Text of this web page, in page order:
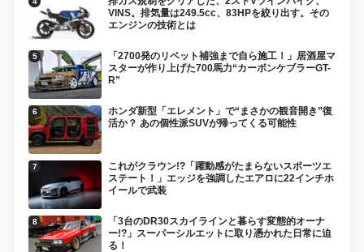
VINS。排気量は249.5cc、83HPを絞り出す。その
エンジンの技術とは
「2700発のリベット補強まで自ら施工！」居酒屋マ
スターが作り上げた700馬力“カーボンケブラーGT-
R”
ホンダ新型「エレメント」で“まさかの観音開き”復
活か？ あの個性派SUVが帰ってくる可能性
これがクラウン!?「躍動感がたまらないスポーツエ
ステート！」エッジを強調したエアロに22インチホ
イールで武装
「3台のDR30スカイラインと暮らす変態的オーナ
ー!?」スーパーシルエットに取り憑かれた日常に迫
る！